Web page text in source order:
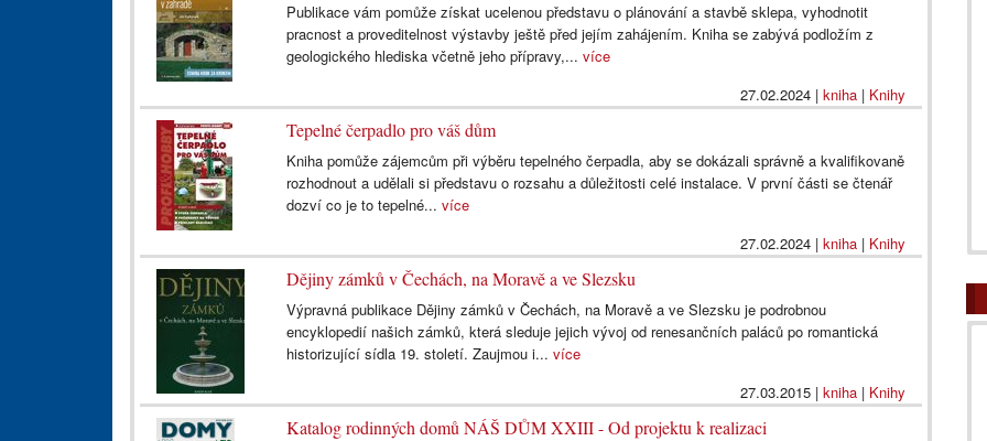
Publikace vám pomůže získat ucelenou představu o plánování a stavbě sklepa, vyhodnotit
pracnost a proveditelnost výstavby ještě před jejím zahájením. Kniha se zabývá podložím z
geologického hlediska včetně jeho přípravy,...více
27.02.2024| kniha| Knihy
Tepelné čerpadlo pro váš dům
Kniha pomůže zájemcům při výběru tepelného čerpadla, aby se dokázali správně a kvalifikovaně
rozhodnout a udělali si představu o rozsahu a důležitosti celé instalace. V první části se čtenář
dozví co je to tepelné...více
27.02.2024| kniha| Knihy
Dějiny zámků v Čechách, na Moravě a ve Slezsku
Výpravná publikace Dějiny zámků v Čechách, na Moravě a ve Slezsku je podrobnou
encyklopedií našich zámků, která sleduje jejich vývoj od renesančních paláců po romantická
historizující sídla 19. století. Zaujmou i...více
27.03.2015| kniha| Knihy
Katalog rodinných domů NÁŠ DŮM XXIII - Od projektu k realizaci